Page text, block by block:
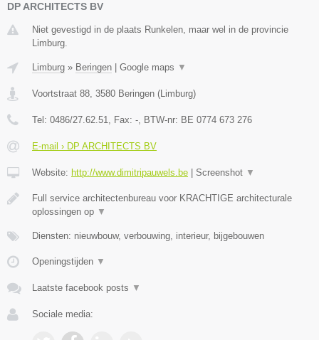
DP ARCHITECTS BV
Niet gevestigd in de plaats Runkelen, maar wel in de provincie
Limburg.
Limburg » Beringen Google maps ▼
Voortstraat 88, 3580 Beringen (Limburg)
Tel: 0486/27.62.51, Fax: -, BTW-nr: BE 0774 673 276
E-mail › DP ARCHITECTS BV
Website: http://www.dimitripauwels.be Screenshot ▼
Full service architectenbureau voor KRACHTIGE architecturale
oplossingen op ▼
Diensten: nieuwbouw, verbouwing, interieur, bijgebouwen
Openingstijden ▼
Laatste facebook posts ▼
Sociale media: